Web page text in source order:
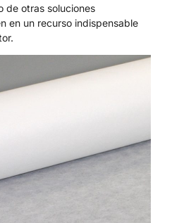
de otras soluciones
en un recurso indispensable